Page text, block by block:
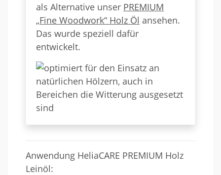
als Alternative unser PREMIUM
„Fine Woodwork“ Holz Öl ansehen.
Das wurde speziell dafür
entwickelt.
Anwendung HeliaCARE PREMIUM Holz
Leinöl: